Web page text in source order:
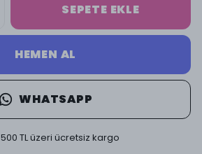
SEPETE EKLE
HEMEN AL
WHATSAPP
500 TL üzeri ücretsiz kargo